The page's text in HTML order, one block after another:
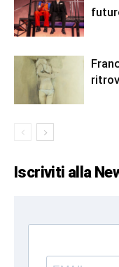
Iscriviti alla